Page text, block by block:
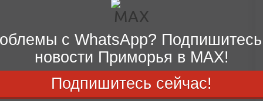
с WhatsApp?
новости Приморья в MAX!
Подпишитесь сейчас!